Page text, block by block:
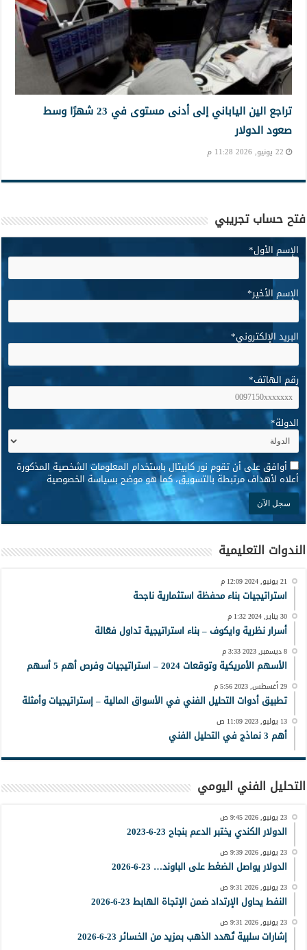
تراجع الين الياباني إلى أدنى مستوى في 23 شهرًا وسط
صعود الدولار
22 يونيو, 2026 11:28 م
فتح حساب تجريبي
الإسم الأول*
الإسم الأخير*
البريد الإلكتروني*
رقم الهاتف*
الدولة*
* أوافق على أن تقوم نور كابيتال باستخدام المعلومات الشخصية المذكورة
أعلاه لأهداف مرتبطة بالتسويق، كما هو موضح بسياسة الخصوصية
الندوات التعليمية
21 يونيو, 2024 12:09 م
استراتيجيات بناء محفظة استثمارية ناجحة
30 يناير, 2024 1:32 م
أسرار نظرية وايكوف – بناء استراتيجية تداول فعّالة
8 ديسمبر, 2023 3:33 م
الأسهم الأمريكية وتوقعات 2024 – استراتيجيات وفرص أهم 5 أسهم
29 أغسطس, 2023 5:56 م
تطبيق أدوات التحليل الفني في الأسواق المالية – إستراتيجيات وأمثلة
13 يوليو, 2023 11:09 ص
أهم 3 نماذج في التحليل الفني
التحليل الفني اليومي
23 يونيو, 2026 9:45 ص
الدولار الكندي يختبر الدعم بنجاح 23-6-2023
23 يونيو, 2026 9:39 ص
الدولار يواصل الضغط على الباوند… 23-6-2026
23 يونيو, 2026 9:31 ص
النفط يحاول الإرتداد ضمن الإتجاة الهابط 23-6-2026
23 يونيو, 2026 9:31 ص
إشارات سلبية تُهدد الذهب بمزيد من الخسائر 23-6-2026